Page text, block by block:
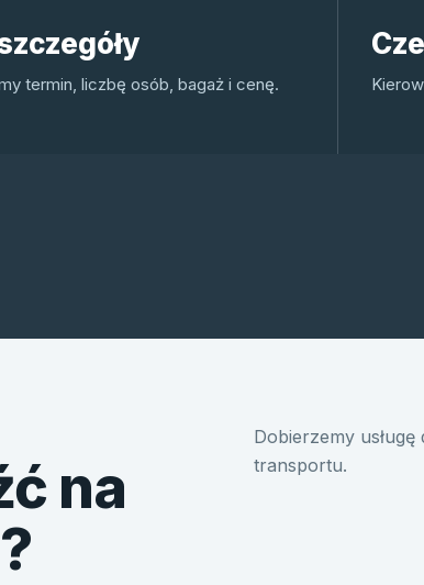
termin, liczbę osób, bagaż i cenę.
na
Dobierzemy
transportu.